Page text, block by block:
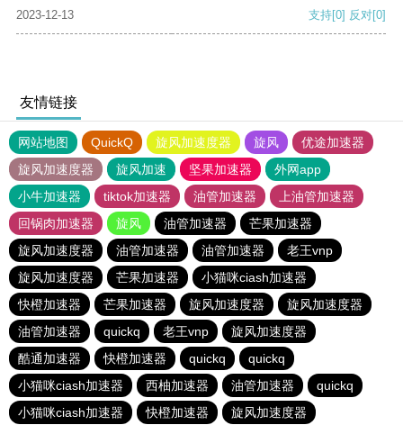
2023-12-13 支持[0] 反对[0]
友情链接
网站地图 QuickQ 旋风加速度器 旋风
优途加速器
旋风加速度器
旋风加速 坚果加速器
外网app
小牛加速器
tiktok加速器 油管加速器
上油管加速器
回锅肉加速器
旋风 油管加速器
芒果加速器
旋风加速度器
油管加速器 油管加速器
老王vnp
旋风加速度器
芒果加速器
小猫咪ciash加速器
快橙加速器
芒果加速器 旋风加速度器
旋风加速度器
油管加速器
quickq 老王vnp
旋风加速度器
酷通加速器
快橙加速器 quickq
quickq
小猫咪ciash加速器
西柚加速器 油管加速器
quickq
小猫咪ciash加速器
快橙加速器 旋风加速度器